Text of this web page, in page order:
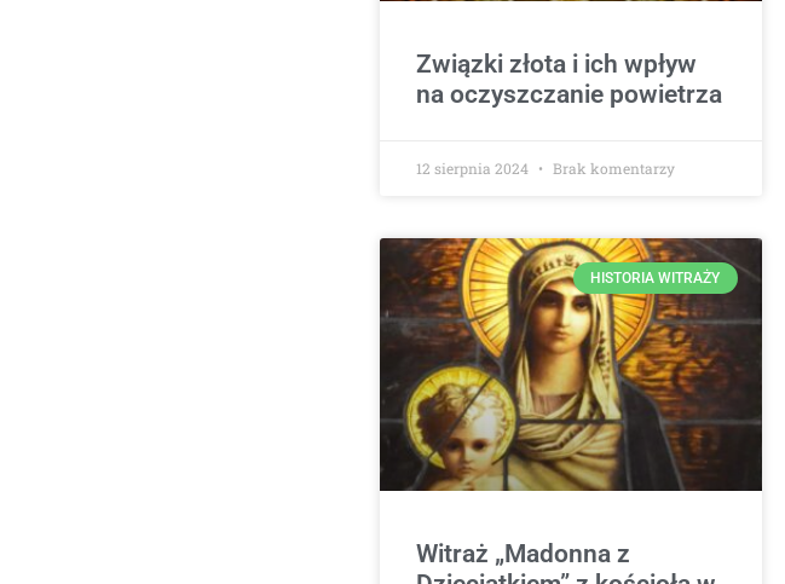
Związki złota i ich wpływ
na oczyszczanie powietrza
12 sierpnia 2024 Brak komentarzy
HISTORIA WITRAŻY
Witraż „Madonna z